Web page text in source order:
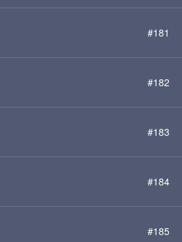
#182
#183
#184
#185
#186